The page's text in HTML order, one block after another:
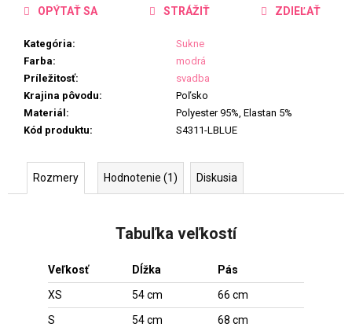
Kategória:
Sukne
Farba:
modrá
Príležitosť:
svadba
Krajina pôvodu:
Poľsko
Materiál :
Polyester 95%, Elastan 5%
Kód produktu: S4311-LBLUE
OPÝTAŤ SA STRÁŽIŤ ZDIEĽAŤ
Rozmery Hodnotenie (1) Diskusia
Tabuľka veľkostí
Veľkosť Dĺžka
Pás
XS
54 cm
66 cm
S
54 cm
68 cm